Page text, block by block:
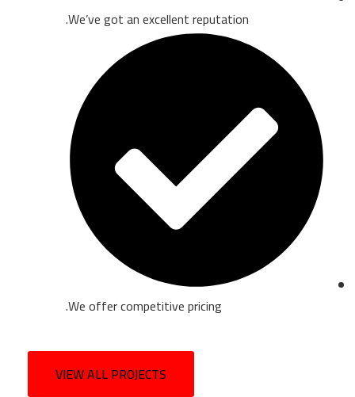
We’ve got an excellent reputation.
We offer competitive pricing.
VIEW ALL PROJECTS